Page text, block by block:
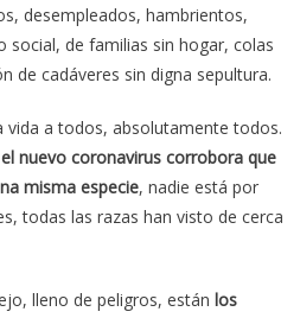
desempleados, hambrientos,
social, de familias sin hogar, colas
de cadáveres sin digna sepultura.
vida a todos, absolutamente todos.
nuevo coronavirus corrobora que
misma especie, nadie está por
todas las razas han visto de cerca
lleno de peligros, están los